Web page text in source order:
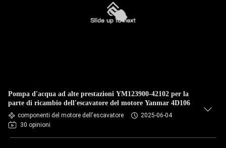
Pompa d'acqua ad alte prestazioni YM123900-42102 per la
parte di ricambio dell'escavatore del motore Yanmar 4D106
componenti del motore dell'escavatore
2025-06-04
30 opinioni